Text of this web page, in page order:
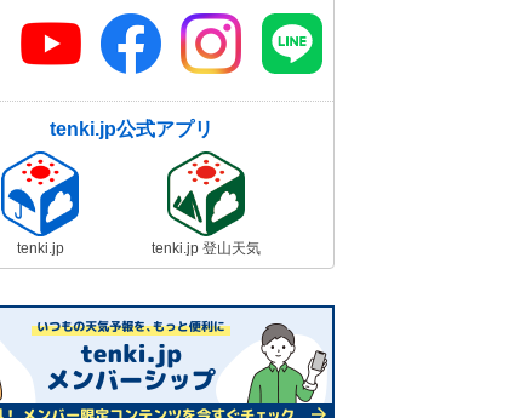
tenki.jp公式アプリ
tenki.jp tenki.jp 登山天気